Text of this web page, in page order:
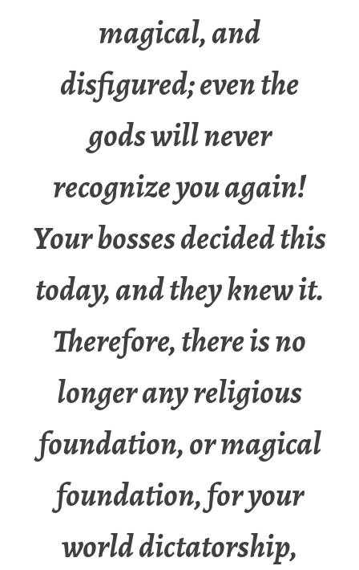
magical, and
disfigured; even the
gods will never
recognize you again!
Your bosses decided this
today, and they knew it.
Therefore, there is no
longer any religious
foundation, or magical
foundation, for your
world dictatorship,